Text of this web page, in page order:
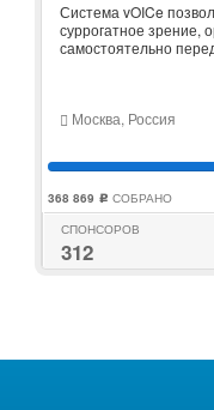
Система vOICe
суррогатное зрение,
самостоятельно
Москва, Россия
368 869 c СОБРАНО
СПОНСОРОВ
312